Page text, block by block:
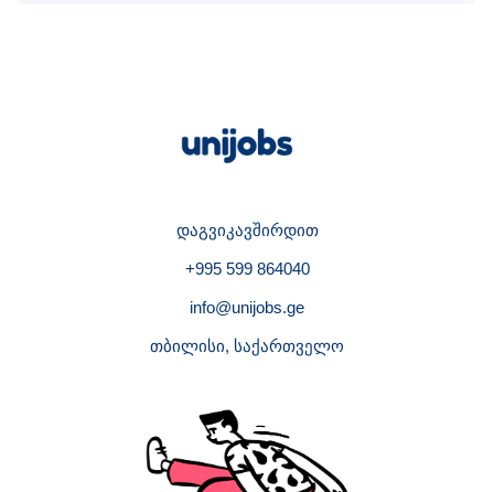
დაგვიკავშირდით
+995 599 864040
info@unijobs.ge
თბილისი, საქართველო